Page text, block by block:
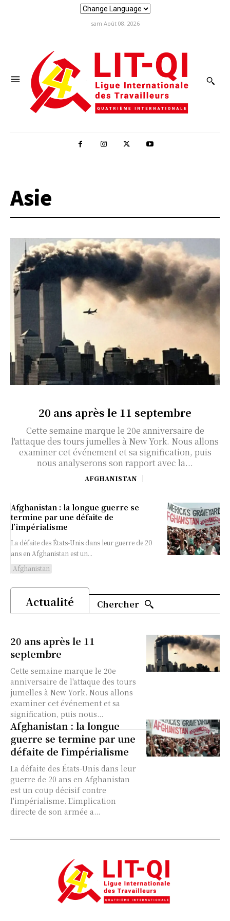
sam Août 08, 2026
Asie
20 ans après le 11 septembre
Cette semaine marque le 20e anniversaire de
l'attaque des tours jumelles à New York. Nous allons
examiner cet événement et sa signification, puis
nous analyserons son rapport avec la...
AFGHANISTAN
Afghanistan : la longue guerre se
termine par une défaite de
l’impérialisme
La défaite des États-Unis dans leur guerre de 20
ans en Afghanistan est un...
Afghanistan
Actualité Chercher
20 ans après le 11
septembre
Cette semaine marque le 20e
anniversaire de l'attaque des tours
jumelles à New York. Nous allons
examiner cet événement et sa
signification, puis nous...
Afghanistan : la longue
guerre se termine par une
défaite de l’impérialisme
La défaite des États-Unis dans leur
guerre de 20 ans en Afghanistan
est un coup décisif contre
l'impérialisme. L'implication
directe de son armée a...